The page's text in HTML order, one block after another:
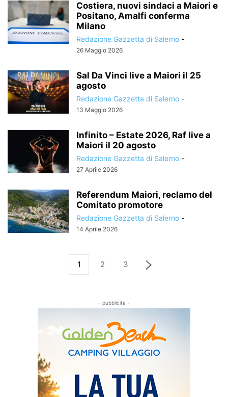
Costiera, nuovi sindaci a Maiori e
Positano, Amalfi conferma
Milano
Redazione Gazzetta di Salerno -
26 Maggio 2026
Sal Da Vinci live a Maiori il 25
agosto
Redazione Gazzetta di Salerno -
13 Maggio 2026
Infinito – Estate 2026, Raf live a
Maiori il 20 agosto
Redazione Gazzetta di Salerno -
27 Aprile 2026
Referendum Maiori, reclamo del
Comitato promotore
Redazione Gazzetta di Salerno -
14 Aprile 2026
1 2 3
- pubblicità -